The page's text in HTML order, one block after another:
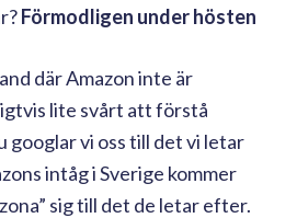
Förmodligen under hösten
där Amazon inte är
lite svårt att förstå
googlar vi oss till det vi letar
intåg i Sverige kommer
sig till det de letar efter.